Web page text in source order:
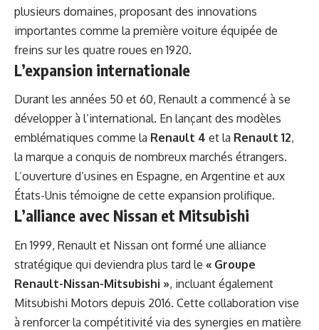
plusieurs domaines, proposant des innovations
importantes comme la première voiture équipée de
freins sur les quatre roues en 1920.
L’expansion internationale
Durant les années 50 et 60, Renault a commencé à se
développer à l’international. En lançant des modèles
emblématiques comme la Renault 4 et la Renault 12,
la marque a conquis de nombreux marchés étrangers.
L’ouverture d’usines en Espagne, en Argentine et aux
États-Unis témoigne de cette expansion prolifique.
L’alliance avec Nissan et Mitsubishi
En 1999, Renault et Nissan ont formé une alliance
stratégique qui deviendra plus tard le « Groupe
Renault-Nissan-Mitsubishi », incluant également
Mitsubishi Motors depuis 2016. Cette collaboration vise
à renforcer la compétitivité via des synergies en matière